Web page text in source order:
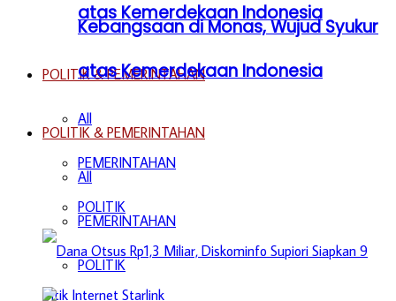
atas Kemerdekaan Indonesia
POLITIK & PEMERINTAHAN
All
PEMERINTAHAN
POLITIK
Kebangsaan di Monas, Wujud Syukur
atas Kemerdekaan Indonesia
POLITIK & PEMERINTAHAN
All
PEMERINTAHAN
POLITIK